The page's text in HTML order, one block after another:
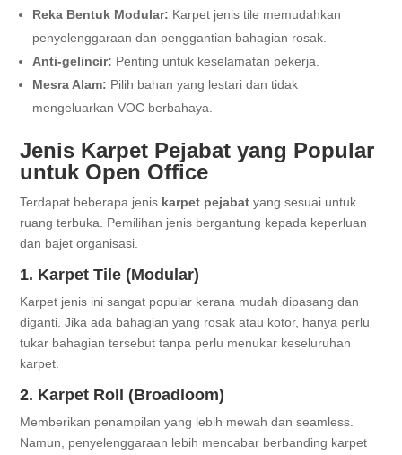
Reka Bentuk Modular: Karpet jenis tile memudahkan
penyelenggaraan dan penggantian bahagian rosak.
Anti-gelincir: Penting untuk keselamatan pekerja.
Mesra Alam: Pilih bahan yang lestari dan tidak
mengeluarkan VOC berbahaya.
Jenis Karpet Pejabat yang Popular
untuk Open Office
Terdapat beberapa jenis karpet pejabat yang sesuai untuk
ruang terbuka. Pemilihan jenis bergantung kepada keperluan
dan bajet organisasi.
1. Karpet Tile (Modular)
Karpet jenis ini sangat popular kerana mudah dipasang dan
diganti. Jika ada bahagian yang rosak atau kotor, hanya perlu
tukar bahagian tersebut tanpa perlu menukar keseluruhan
karpet.
2. Karpet Roll (Broadloom)
Memberikan penampilan yang lebih mewah dan seamless.
Namun, penyelenggaraan lebih mencabar berbanding karpet